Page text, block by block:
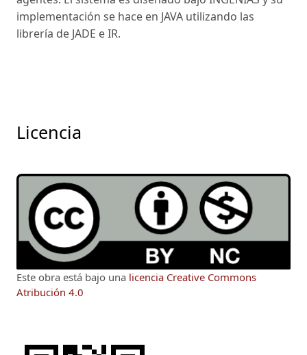
implementación se hace en JAVA utilizando las
librería de JADE e IR.
Licencia
Este obra está bajo una licencia Creative Commons
Atribución 4.0